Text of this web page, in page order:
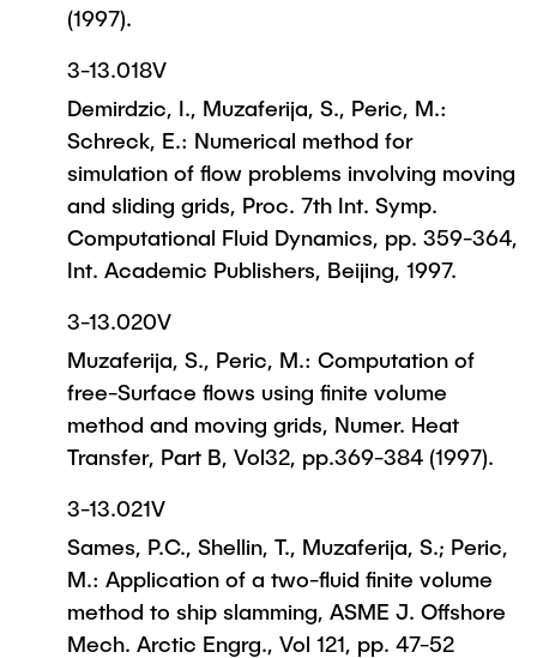
(1997).
3-13.018V
Demirdzic, I., Muzaferija, S., Peric, M.:
Schreck, E.: Numerical method for
simulation of flow problems involving moving
and sliding grids, Proc. 7th Int. Symp.
Computational Fluid Dynamics, pp. 359-364,
Int. Academic Publishers, Beijing, 1997.
3-13.020V
Muzaferija, S., Peric, M.: Computation of
free-Surface flows using finite volume
method and moving grids, Numer. Heat
Transfer, Part B, Vol32, pp.369-384 (1997).
3-13.021V
Sames, P.C., Shellin, T., Muzaferija, S.; Peric,
M.: Application of a two-fluid finite volume
method to ship slamming, ASME J. Offshore
Mech. Arctic Engrg., Vol 121, pp. 47-52